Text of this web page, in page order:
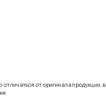
от оригинала продукции,